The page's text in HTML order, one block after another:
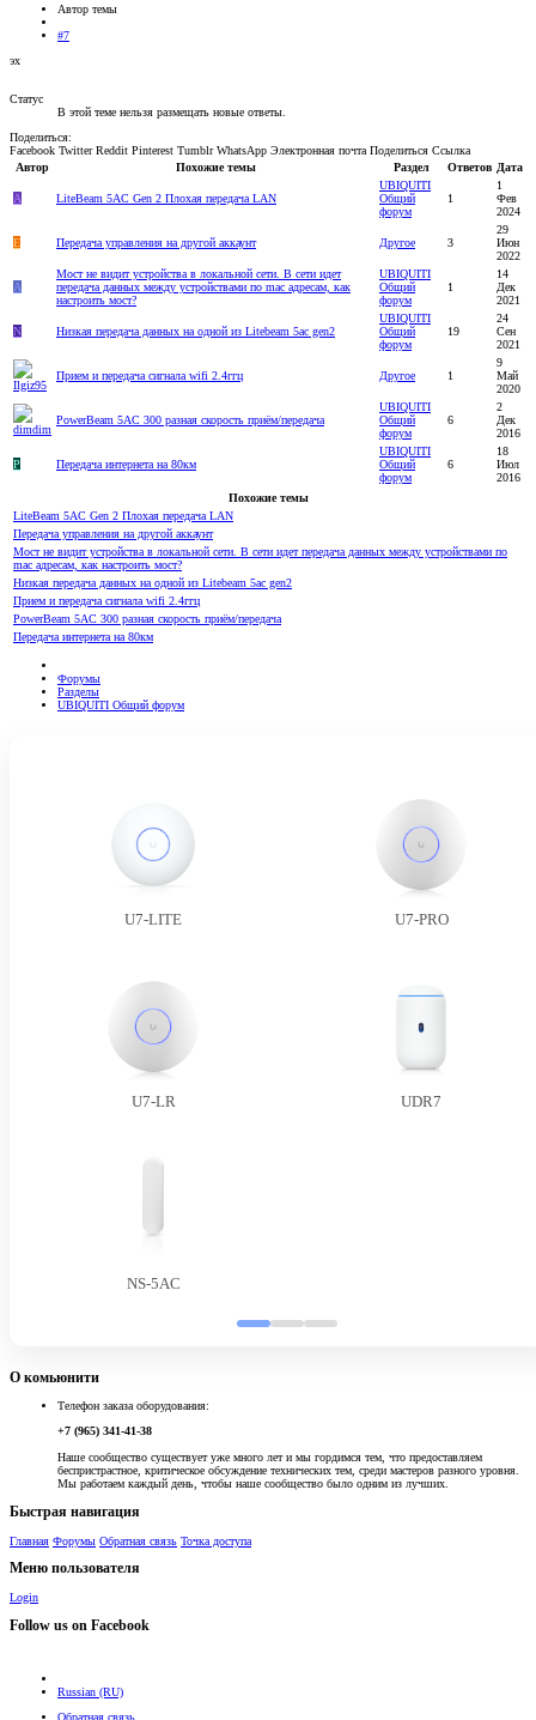
Автор темы
#7
эх
Статус
В этой теме нельзя размещать новые ответы.
Поделиться:
Facebook Twitter Reddit Pinterest Tumblr WhatsApp Электронная почта Поделиться Ссылка
Автор
Похожие темы Раздел Ответов Дата
А LiteBeam 5AC Gen 2 Плохая передача LAN
UBIQUITI
Общий
форум
1
1
Фев
2024
E Передача управления на другой аккаунт Другое 3
29
Июн
2022
А
Мост не видит устройства в локальной сети. В сети идет
передача данных между устройствами по mac адресам, как
настроить мост?
UBIQUITI
Общий
форум
1
14
Дек
2021
N Низкая передача данных на одной из Litebeam 5ac gen2
UBIQUITI
Общий
форум
19
24
Сен
2021
Прием и передача сигнала wifi 2.4ггц Другое 1
9
Май
2020
PowerBeam 5AC 300 разная скорость приём/передача
UBIQUITI
Общий
форум
6
2
Дек
2016
P Передача интернета на 80км
UBIQUITI
Общий
форум
6
18
Июл
2016
Похожие темы
LiteBeam 5AC Gen 2 Плохая передача LAN
Передача управления на другой аккаунт
Мост не видит устройства в локальной сети. В сети идет передача данных между устройствами по
mac адресам, как настроить мост?
Низкая передача данных на одной из Litebeam 5ac gen2
Прием и передача сигнала wifi 2.4ггц
PowerBeam 5AC 300 разная скорость приём/передача
Передача интернета на 80км
Форумы
Разделы
UBIQUITI Общий форум
U7-LITE U7-PRO
U7-LR UDR7
NS-5AC
О комьюнити
Телефон заказа оборудования:
+7 (965) 341-41-38
Наше сообщество существует уже много лет и мы гордимся тем, что предоставляем
беспристрастное, критическое обсуждение технических тем, среди мастеров разного уровня.
Мы работаем каждый день, чтобы наше сообщество было одним из лучших.
Быстрая навигация
Главная Форумы Обратная связь Точка доступа
Меню пользователя
Login
Follow us on Facebook
Russian (RU)